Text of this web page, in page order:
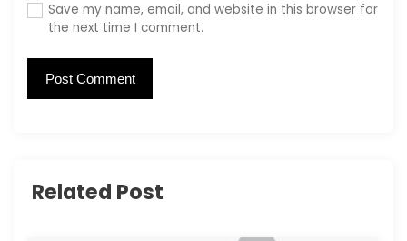
Save my name, email, and website in this browser for
the next time I comment.
Related Post